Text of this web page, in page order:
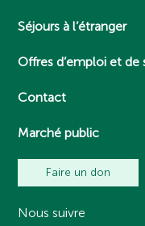
Séjours à l’étranger
Offres d’emploi et de
Contact
Marché public
Faire un don
Nous suivre